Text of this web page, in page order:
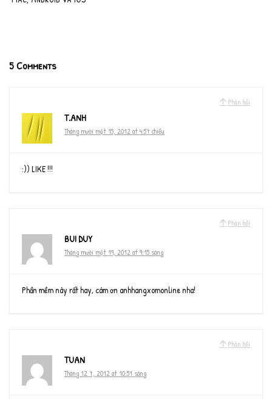
5 Comments
Phản hồi
T.ANH
Tháng mười một 15, 2012 at 4:57 chiều
:)) LIKE !!!
Phản hồi
BUI DUY
Tháng mười một 19, 2012 at 9:15 sáng
Phần mềm này rất hay, cám ơn anhhangxomonline nha!
Phản hồi
TUAN
Tháng 12 7, 2012 at 10:51 sáng